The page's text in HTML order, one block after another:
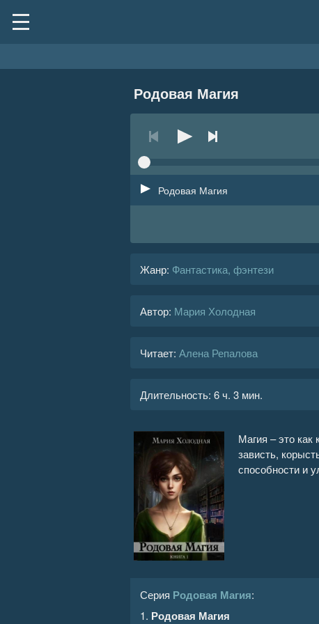
Родовая Магия
Родовая Магия
Жанр: Фантастика, фэнтези
Автор: Мария Холодная
Читает: Алена Репалова
Длительность: 6 ч. 3 мин.
Магия – это
зависть,
способности и
Серия Родовая Магия:
1. Родовая Магия